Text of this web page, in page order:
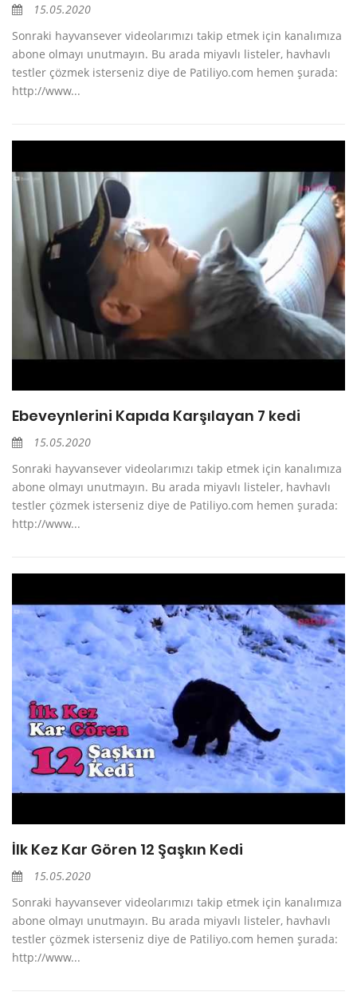
15.05.2020
Sonraki hayvansever videolarımızı takip etmek için kanalımıza
abone olmayı unutmayın. Bu arada miyavlı listeler, havhavlı
testler çözmek isterseniz diye de Patiliyo.com hemen şurada:
http://www...
Ebeveynlerini Kapıda Karşılayan 7 kedi
15.05.2020
Sonraki hayvansever videolarımızı takip etmek için kanalımıza
abone olmayı unutmayın. Bu arada miyavlı listeler, havhavlı
testler çözmek isterseniz diye de Patiliyo.com hemen şurada:
http://www...
İlk Kez Kar Gören 12 Şaşkın Kedi
15.05.2020
Sonraki hayvansever videolarımızı takip etmek için kanalımıza
abone olmayı unutmayın. Bu arada miyavlı listeler, havhavlı
testler çözmek isterseniz diye de Patiliyo.com hemen şurada:
http://www...